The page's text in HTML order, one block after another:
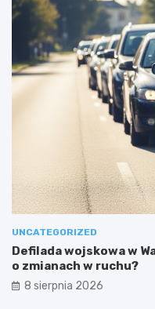
UNCATEGORIZED
Defilada wojskowa w
o zmianach w ruchu?
8 sierpnia 2026